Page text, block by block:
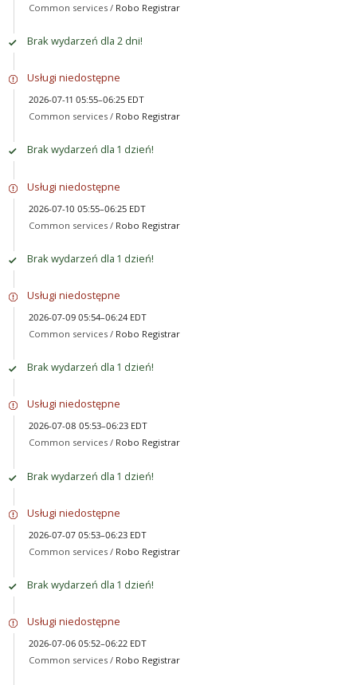
Common services / Robo Registrar
Brak wydarzeń dla 2 dni!
Usługi niedostępne
2026-07-11 05:55–06:25 EDT
Common services / Robo Registrar
Brak wydarzeń dla 1 dzień!
Usługi niedostępne
2026-07-10 05:55–06:25 EDT
Common services / Robo Registrar
Brak wydarzeń dla 1 dzień!
Usługi niedostępne
2026-07-09 05:54–06:24 EDT
Common services / Robo Registrar
Brak wydarzeń dla 1 dzień!
Usługi niedostępne
2026-07-08 05:53–06:23 EDT
Common services / Robo Registrar
Brak wydarzeń dla 1 dzień!
Usługi niedostępne
2026-07-07 05:53–06:23 EDT
Common services / Robo Registrar
Brak wydarzeń dla 1 dzień!
Usługi niedostępne
2026-07-06 05:52–06:22 EDT
Common services / Robo Registrar